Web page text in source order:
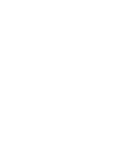
de
espectro
em várias
sua
umidade, e